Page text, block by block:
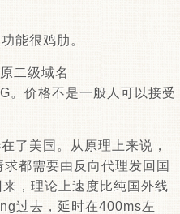
能很鸡肋。
二级域名
。价格不是一般人可以接受
了美国。从原理上来说，
都需要由反向代理发回国
，理论上速度比纯国外线
过去，延时在400ms左